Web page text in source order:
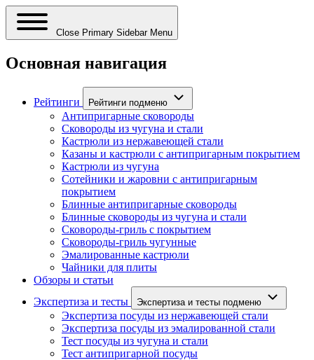
Close Primary Sidebar Menu
Основная навигация
Рейтинги Рейтинги подменю
Антипригарные сковороды
Сковороды из чугуна и стали
Кастрюли из нержавеющей стали
Казаны и кастрюли с антипригарным покрытием
Кастрюли из чугуна
Сотейники и жаровни с антипригарным
покрытием
Блинные антипригарные сковороды
Блинные сковороды из чугуна и стали
Сковороды-гриль с покрытием
Сковороды-гриль чугунные
Эмалированные кастрюли
Чайники для плиты
Обзоры и статьи
Экспертиза и тесты
Экспертиза и тесты подменю
Экспертиза посуды из нержавеющей стали
Экспертиза посуды из эмалированной стали
Тест посуды из чугуна и стали
Тест антипригарной посуды